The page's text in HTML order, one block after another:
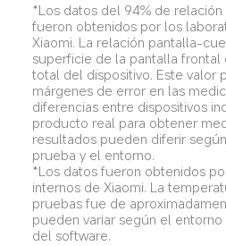
*Los datos del 94% de
fueron obtenidos por los
Xiaomi. La relación pantalla-
superficie de la pantalla frontal
total del dispositivo. Este valor
márgenes de error en las
diferencias entre dispositivos
producto real para obtener
resultados pueden diferir
prueba y el entorno.
*Los datos fueron obtenidos
internos de Xiaomi. La
pruebas fue de
pueden variar según el
del software.